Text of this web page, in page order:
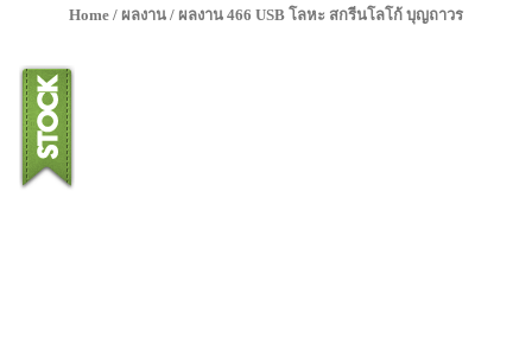
Home / ผลงาน / ผลงาน 466 USB โลหะ สกรีนโลโก้ บุญถาวร